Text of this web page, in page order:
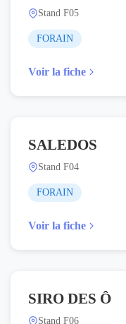
Stand F05
FORAIN
Voir la fiche
SALEDOS
Stand F04
FORAIN
Voir la fiche
SIRO DES Ô
Stand F06